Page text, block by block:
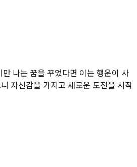
나는 꿈을 꾸었다면 이는 행운이 사
자신감을 가지고 새로운 도전을 시작